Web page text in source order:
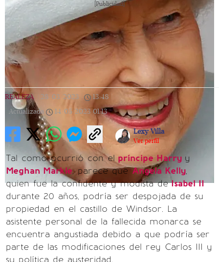
[Publicidad]
REALEZA 28/03/2023 13:48
Actualizada
14/05/2023 01:13
Lexy Villa
Ver perfil
Tal como ocurrió con el príncipe Harry y
Meghan Markle, parece queAngela Kelly,
quien fue la confidente y modista deIsabel II
durante 20 años, podría ser despojada de su
propiedad en el castillo de Windsor. La
asistente personal de la fallecida monarca se
encuentra angustiada debido a que podría ser
parte de las modificaciones del rey Carlos III y
su política de austeridad.